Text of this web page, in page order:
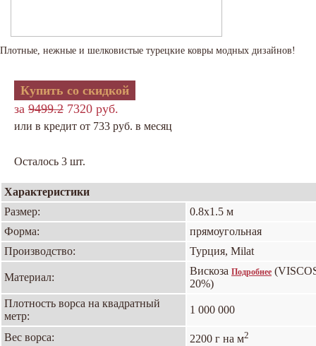
Плотные, нежные и шелковистые турецкие ковры модных дизайнов!
Купить со скидкой
за 9499.2 7320 руб.
или в кредит от 733 руб. в месяц
Осталось 3 шт.
Характеристики
Размер:
0.8х1.5 м
Форма:
прямоугольная
Производство:
Турция, Milat
Материал:
Вискоза Подробнее
20%)
Плотность ворса на квадратный
метр:
1 000 000
Вес ворса: 2200 г на м2